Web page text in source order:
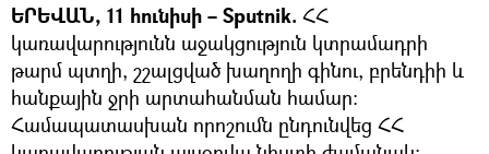
ԵՐԵՎԱՆ, 11 հունիսի – Sputnik. ՀՀ
կառավարությունն աջակցություն կտրամադրի
թարմ պտղի, շշալցված խաղողի գինու, բրենդիի և
հանքային ջրի արտահանման համար։
Համապատասխան որոշումն ընդունվեց ՀՀ